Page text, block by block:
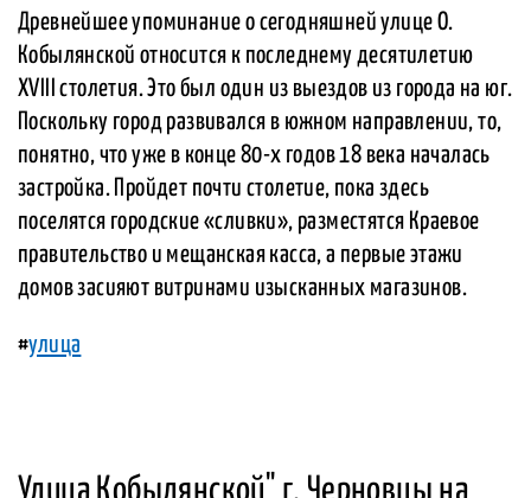
Древнейшее упоминание о сегодняшней улице О.
Кобылянской относится к последнему десятилетию
XVIII столетия. Это был один из выездов из города на юг.
Поскольку город развивался в южном направлении, то,
понятно, что уже в конце 80-х годов 18 века началась
застройка. Пройдет почти столетие, пока здесь
поселятся городские «сливки», разместятся Краевое
правительство и мещанская касса, а первые этажи
домов засияют витринами изысканных магазинов.
#улица